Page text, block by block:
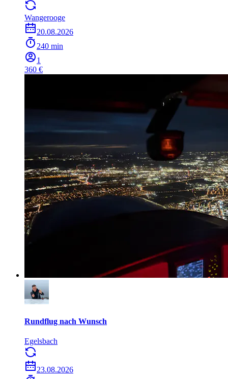
Wangerooge
20.08.2026
240 min
1
360 €
Rundflug nach Wunsch
Egelsbach
23.08.2026